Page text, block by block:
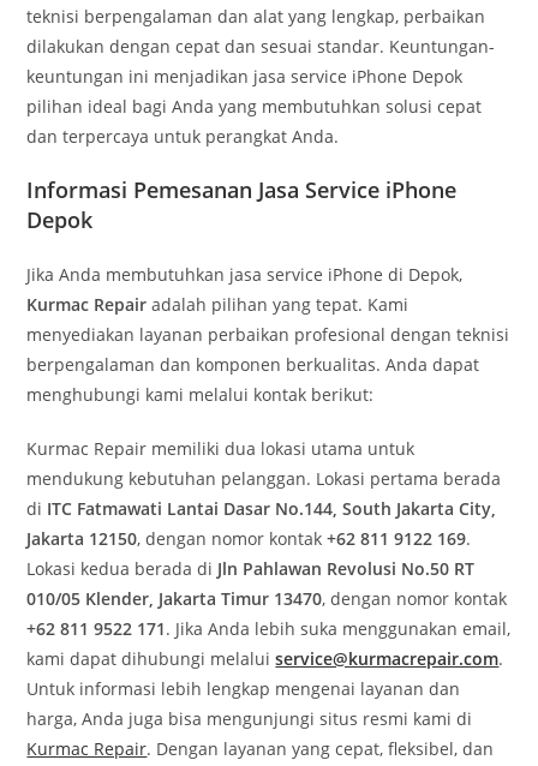
teknisi berpengalaman dan alat yang lengkap, perbaikan
dilakukan dengan cepat dan sesuai standar. Keuntungan-
keuntungan ini menjadikan jasa service iPhone Depok
pilihan ideal bagi Anda yang membutuhkan solusi cepat
dan terpercaya untuk perangkat Anda.
Informasi Pemesanan Jasa Service iPhone
Depok
Jika Anda membutuhkan jasa service iPhone di Depok,
Kurmac Repair adalah pilihan yang tepat. Kami
menyediakan layanan perbaikan profesional dengan teknisi
berpengalaman dan komponen berkualitas. Anda dapat
menghubungi kami melalui kontak berikut:
Kurmac Repair memiliki dua lokasi utama untuk
mendukung kebutuhan pelanggan. Lokasi pertama berada
di ITC Fatmawati Lantai Dasar No.144, South Jakarta City,
Jakarta 12150, dengan nomor kontak+62 811 9122 169.
Lokasi kedua berada di Jln Pahlawan Revolusi No.50 RT
010/05 Klender, Jakarta Timur 13470, dengan nomor kontak
+62 811 9522 171. Jika Anda lebih suka menggunakan email,
kami dapat dihubungi melaluiservice@kurmacrepair.com.
Untuk informasi lebih lengkap mengenai layanan dan
harga, Anda juga bisa mengunjungi situs resmi kami di
Kurmac Repair. Dengan layanan yang cepat, fleksibel, dan